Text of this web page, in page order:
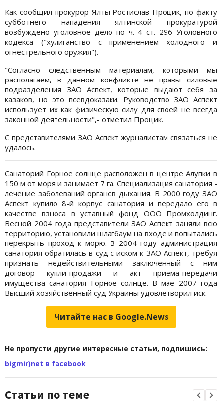
Как сообщил прокурор Ялты Ростислав Процик, по факту
субботнего нападения ялтинской прокуратурой
возбуждено уголовное дело по ч. 4 ст. 296 Уголовного
кодекса ("хулиганство с применением холодного и
огнестрельного оружия").
"Согласно следственным материалам, которыми мы
располагаем, в данном конфликте не правы силовые
подразделения ЗАО Аспект, которые выдают себя за
казаков, но это псевдоказаки. Руководство ЗАО Аспект
использует их как физическую силу для своей не всегда
законной деятельности",- отметил Процик.
С представителями ЗАО Аспект журналистам связаться не
удалось.
Санаторий Горное солнце расположен в центре Алупки в
150 м от моря и занимает 7 га. Специализация санатория -
лечение заболеваний органов дыхания. В 2000 году ЗАО
Аспект купило 8-й корпус санатория и передало его в
качестве взноса в уставный фонд ООО Промхолдинг.
Весной 2004 года представители ЗАО Аспект заняли всю
территорию, установили шлагбаум на входе и попытались
перекрыть проход к морю. В 2004 году администрация
санатория обратилась в суд с иском к ЗАО Аспект, требуя
признать недействительными заключенный с ним
договор купли-продажи и акт приема-передачи
имущества санатория Горное солнце. В мае 2007 года
Высший хозяйственный суд Украины удовлетворил иск.
Читайте нас в Google.News
Не пропусти другие интересные статьи, подпишись:
bigmir)net в facebook
Статьи по теме